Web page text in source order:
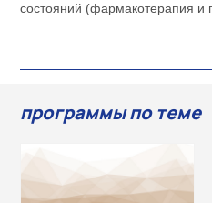
состояний (фармакотерапия и
программы по теме